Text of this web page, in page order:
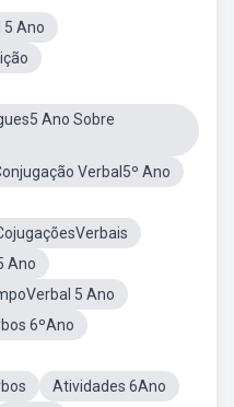
5 Ano
Ano Sobre
Verbal5º Ano
Ano
5 Ano
6ºAno
Atividades 6Ano